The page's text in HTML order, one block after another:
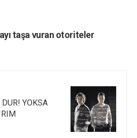
taşa vuran otoriteler
YOKSA